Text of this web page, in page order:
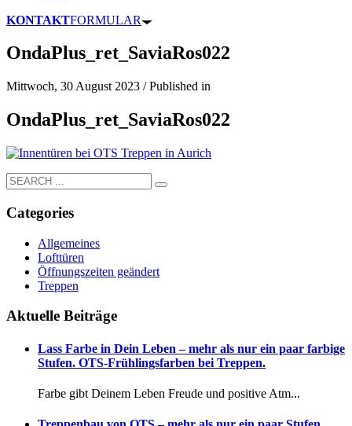
KONTAKTFORMULAR
OndaPlus_ret_SaviaRos022
Mittwoch, 30 August 2023 /Published in
OndaPlus_ret_SaviaRos022
Categories
Allgemeines
Lofttüren
Öffnungszeiten geändert
Treppen
Aktuelle Beiträge
Lass Farbe in Dein Leben – mehr als nur ein paar farbige
Stufen. OTS-Frühlingsfarben bei Treppen.
Farbe gibt Deinem Leben Freude und positive Atm...